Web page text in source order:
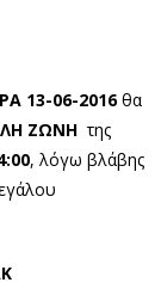
13-06-2016θα
ΖΩΝΗ της
, λόγω βλάβης